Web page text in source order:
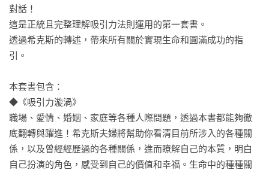
對話！
這是正統且完整理解吸引力法則運用的第一套書。
透過希克斯的轉述，帶來所有關於實現生命和圓滿成功的指
引。
本套書包含：
◆《吸引力漩渦》
職場、愛情、婚姻、家庭等各種人際問題，透過本書都能夠徹
底翻轉與躍進！希克斯夫婦將幫助你看清目前所涉入的各種關
係，以及曾經經歷過的各種關係，進而瞭解自己的本質，明白
自己扮演的角色，感受到自己的價值和幸福。生命中的種種關